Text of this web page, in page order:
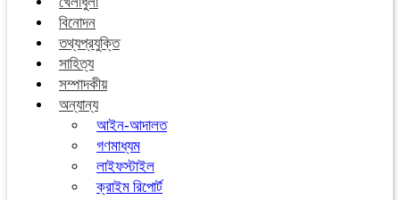
বিনোদন
তথ্যপ্রযুক্তি
সাহিত্য
সম্পাদকীয়
অন্যান্য
আইন-আদালত
গণমাধ্যম
লাইফস্টাইল
ক্রাইম রিপোর্ট